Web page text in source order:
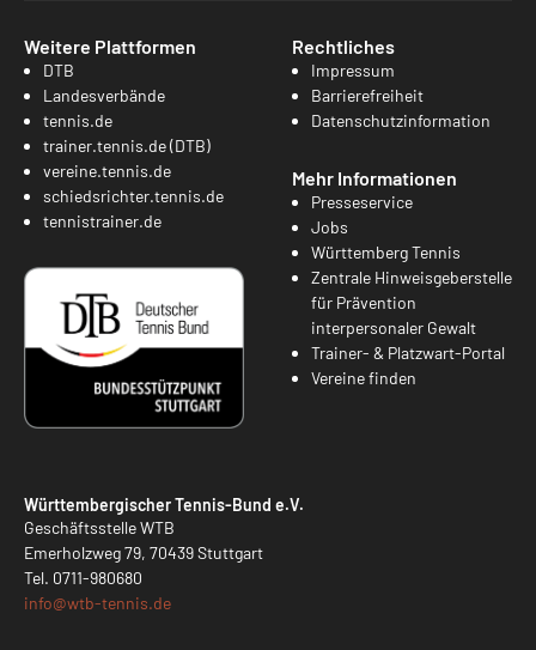
Weitere Plattformen
DTB
Landesverbände
tennis.de
trainer.tennis.de (DTB)
vereine.tennis.de
schiedsrichter.tennis.de
tennistrainer.de
Rechtliches
Impressum
Barrierefreiheit
Datenschutzinformation
Mehr Informationen
Presseservice
Jobs
Württemberg Tennis
Zentrale Hinweisgeberstelle
für Prävention
interpersonaler Gewalt
Trainer- & Platzwart-Portal
Vereine finden
Württembergischer Tennis-Bund e.V.
Geschäftsstelle WTB
Emerholzweg 79, 70439 Stuttgart
Tel. 0711-980680
info@wtb-tennis.de